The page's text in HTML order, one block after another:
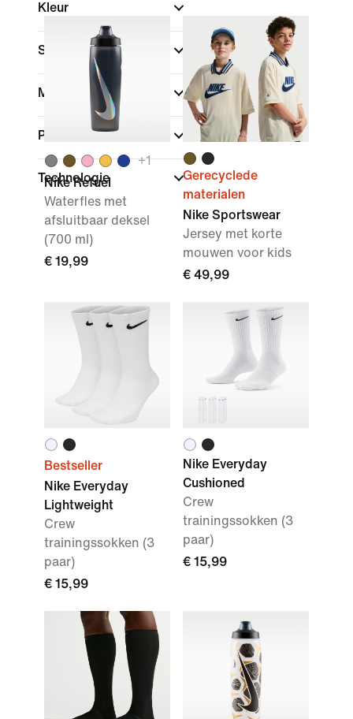
Kleur
Sport
Merk
Pasvorm
Technologie
+1
Nike Refuel
Waterfles met
afsluitbaar deksel
(700 ml)
€ 19,99
Gerecyclede
materialen
Nike Sportswear
Jersey met korte
mouwen voor kids
€ 49,99
Bestseller
Nike Everyday
Lightweight
Crew
trainingssokken (3
paar)
€ 15,99
Nike Everyday
Cushioned
Crew
trainingssokken (3
paar)
€ 15,99